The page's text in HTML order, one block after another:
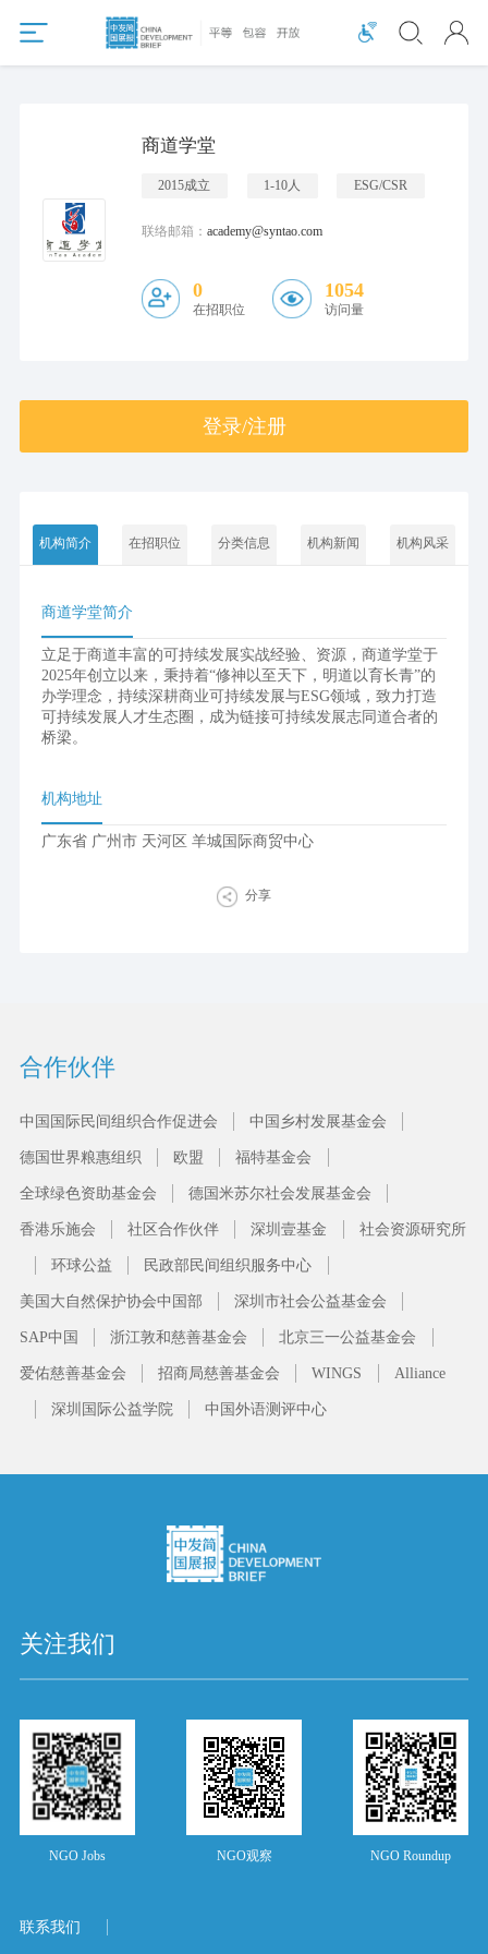
商道学堂
2015成立 1-10人 ESG/CSR
联络邮箱： academy@syntao.com
0
在招职位
1054
访问量
登录/注册
机构简介 在招职位 分类信息 机构新闻 机构风采
商道学堂简介
立足于商道丰富的可持续发展实战经验、资源，商道学堂于
2025年创立以来，秉持着“修神以至天下，明道以育长青”的
办学理念，持续深耕商业可持续发展与ESG领域，致力打造
可持续发展人才生态圈，成为链接可持续发展志同道合者的
桥梁。
机构地址
广东省 广州市 天河区 羊城国际商贸中心
分享
合作伙伴
中国国际民间组织合作促进会 中国乡村发展基金会
德国世界粮惠组织 欧盟 福特基金会
全球绿色资助基金会 德国米苏尔社会发展基金会
香港乐施会 社区合作伙伴 深圳壹基金 社会资源研究所
环球公益 民政部民间组织服务中心
美国大自然保护协会中国部 深圳市社会公益基金会
SAP中国 浙江敦和慈善基金会 北京三一公益基金会
爱佑慈善基金会 招商局慈善基金会 WINGS Alliance
深圳国际公益学院 中国外语测评中心
关注我们
NGO Jobs NGO观察 NGO Roundup
联系我们